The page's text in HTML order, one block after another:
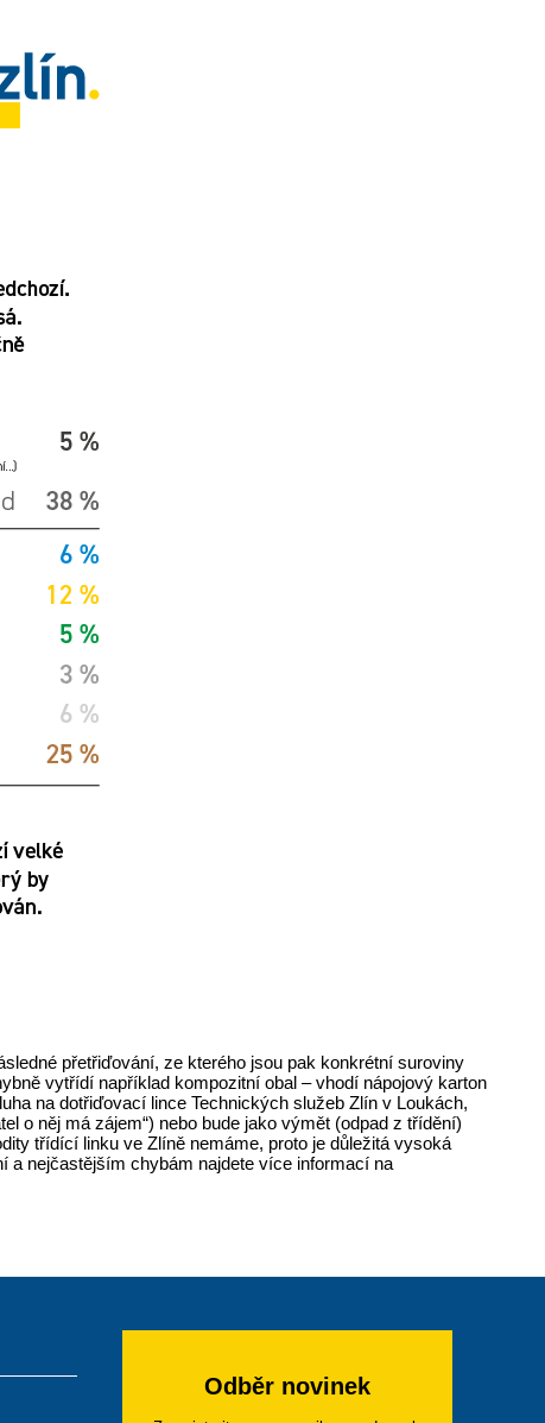
přetřiďování, ze kterého jsou pak konkrétní suroviny
vytřídí například kompozitní obal – vhodí nápojový karton
na dotřiďovací lince Technických služeb Zlín v Loukách,
o něj má zájem“) nebo bude jako výmět (odpad z třídění)
třídící linku ve Zlíně nemáme, proto je důležitá vysoká
a nejčastějším chybám najdete více informací na
Odběr novinek